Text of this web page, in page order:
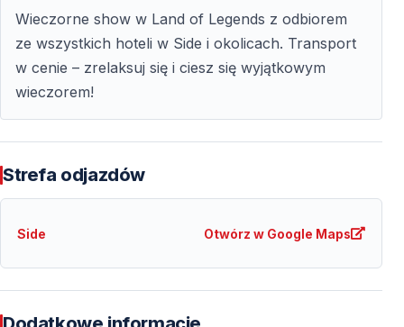
Godziny rozpoczęcia widowiska mogą się różnić w
zależności od pory roku.
Godziny rozpoczęcia
Godziny mogą ulec zmianie w trakcie sezonu
Informacje dodatkowe
Jedzenie i napoje nie są wliczone w cenę wyjazdu i
można je kupić na miejscu.
Wieczorne show w Land of Legends z odbiorem
ze wszystkich hoteli w Side i okolicach. Transport
w cenie – zrelaksuj się i ciesz się wyjątkowym
wieczorem!
Strefa odjazdów
Side Otwórz w Google Maps